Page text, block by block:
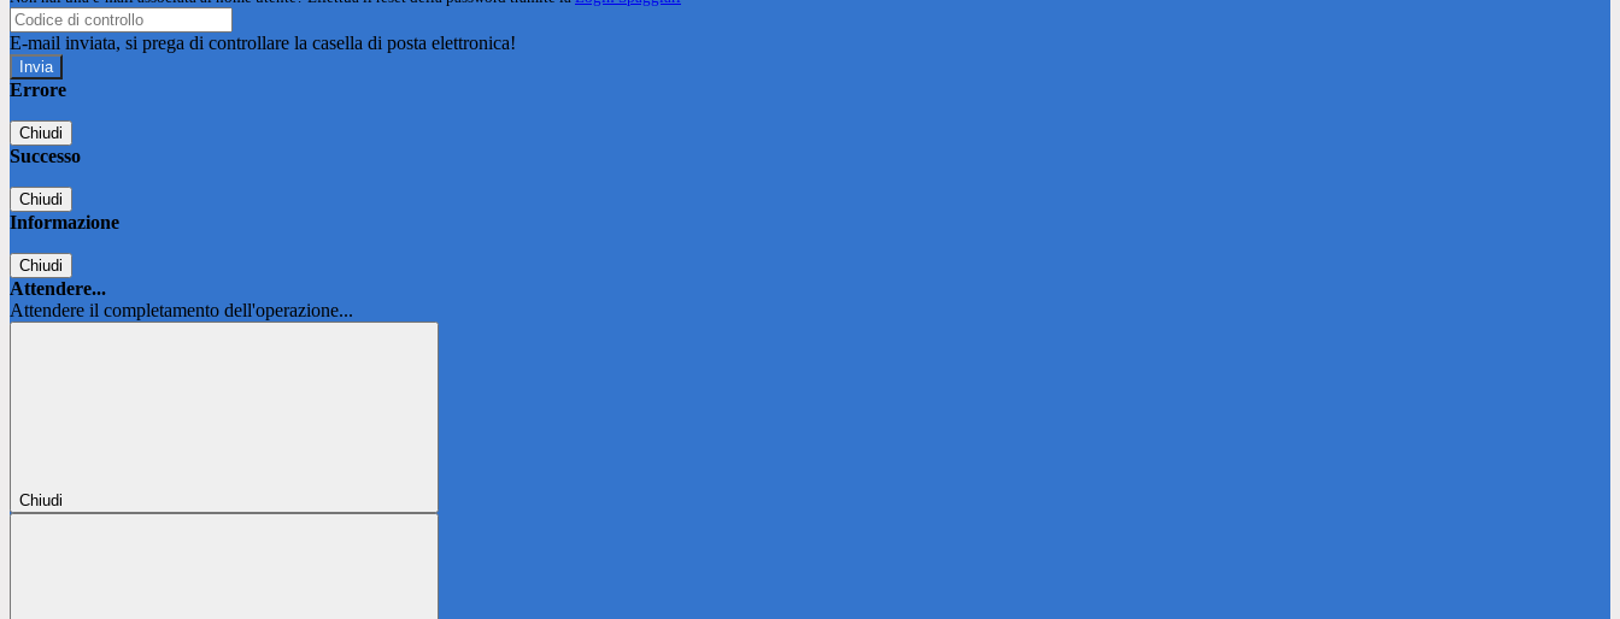
E-mail inviata, si prega di controllare la casella di posta elettronica!
Errore
Chiudi
Successo
Chiudi
Informazione
Chiudi
Attendere...
Attendere il completamento dell'operazione...
Chiudi